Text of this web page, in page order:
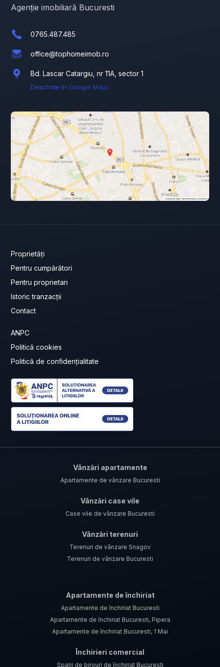
Agenție imobiliară Bucuresti
0765.487.485
office@tophomeimob.ro
Bd. Lascar Catargiu, nr 11A, sector 1
Deschide în Google Maps
Proprietăți
Pentru cumpărători
Pentru proprietari
Istoric tranzacții
Contact
ANPC
Politică cookies
Politică de confidențialitate
Vânzări apartamente
Apartamente de vânzare Bucuresti
Vânzări case vile
Case vile de vânzare Bucuresti
Vânzări terenuri
Terenuri de vânzare Snagov
Terenuri de vânzare Bucuresti
Apartamente de închiriat
Apartamente de închiriat Bucuresti
Apartamente de închiriat Bucuresti, Pipera
Apartamente de închiriat Bucuresti, 1 Mai
Închirieri comercial
Spații de birouri de închiriat Bucuresti